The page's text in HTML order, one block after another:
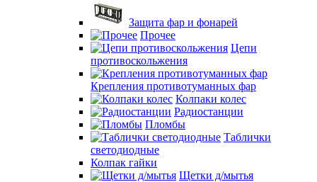
Защита фар и фонарей
Прочее
Цепи
противоскольжения
Крепления противотуманных фар
Колпаки колес
Радиостанции
Пломбы
Таблички
светодиодные
Колпак гайки
Щетки д/мытья